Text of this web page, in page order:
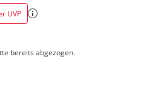
UVP
bereits abgezogen.